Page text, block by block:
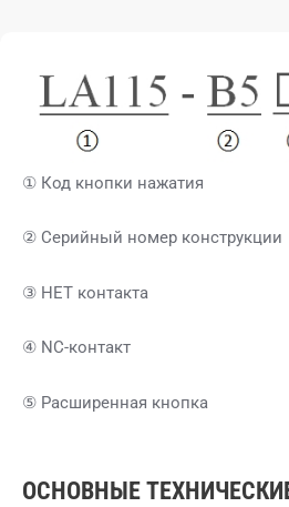
① Код кнопки нажатия
② Серийный номер конструкции
③ НЕТ контакта
④ NC-контакт
⑤ Расширенная кнопка
ОСНОВНЫЕ